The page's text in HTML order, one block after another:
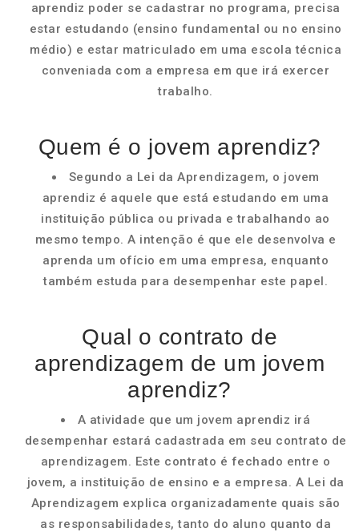
aprendiz poder se cadastrar no programa, precisa
estar estudando (ensino fundamental ou no ensino
médio) e estar matriculado em uma escola técnica
conveniada com a empresa em que irá exercer
trabalho.
Quem é o jovem aprendiz?
Segundo a Lei da Aprendizagem, o jovem
aprendiz é aquele que está estudando em uma
instituição pública ou privada e trabalhando ao
mesmo tempo. A intenção é que ele desenvolva e
aprenda um ofício em uma empresa, enquanto
também estuda para desempenhar este papel.
Qual o contrato de
aprendizagem de um jovem
aprendiz?
A atividade que um jovem aprendiz irá
desempenhar estará cadastrada em seu contrato de
aprendizagem. Este contrato é fechado entre o
jovem, a instituição de ensino e a empresa. A Lei da
Aprendizagem explica organizadamente quais são
as responsabilidades, tanto do aluno quanto da